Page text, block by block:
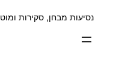
נסיעות מבחן, סקירות